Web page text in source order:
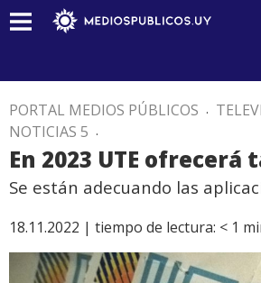
PORTAL MEDIOS PÚBLICOS .
NOTICIAS 5 .
En 2023 UTE
Se están adecuando las
18.11.2022 | tiempo de lectura: < 1